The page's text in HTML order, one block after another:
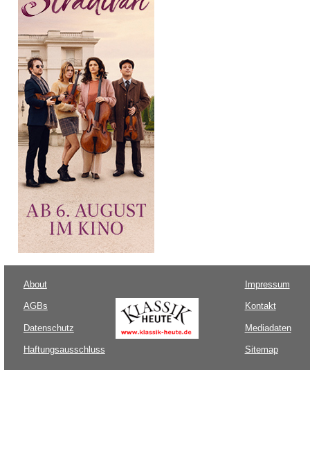
About
AGBs
Datenschutz
Haftungsausschluss
Impressum
Kontakt
Mediadaten
Sitemap